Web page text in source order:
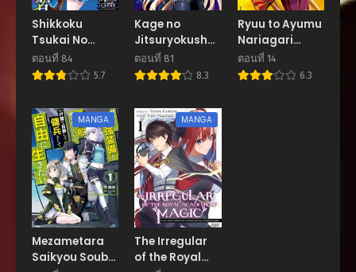
กันยายน 18, 2025
ตอนที่ 140
กันยายน 18, 2025
ตอนที่ 138
กันยายน 18, 2025
ตอนที่ 137
กันยายน 18, 2025
ตอนที่ 136
กันยายน 18, 2025
Shikkoku
Tsukai No
Saikyou
Yuusha :
Saikyou No
Mamono To
Kumimasu
ตอนที่ 84
5.7
Kage no
Jitsuryokusha
ni Naritakute
ตอนที่ 81
8.3
Ryuu to Ayumu
Nariagari
Boukensha-
dou
ตอนที่ 14
6.3
MANGA
Mezametara
Saikyou Soubi
MANGA
The Irregular
of the Royal